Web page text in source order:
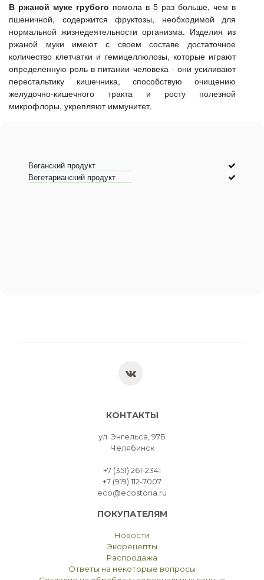
В ржаной муке грубого помола в 5 раз больше, чем в
пшеничной, содержится фруктозы, необходимой для
нормальной жизнедеятельности организма. Изделия из
ржаной муки имеют с своем составе достаточное
количество клетчатки и гемицеллюлозы, которые играют
определенную роль в питании человека - они усиливают
перестальтику кишечника, способствую очищению
желудочно-кишечного тракта и росту полезной
микрофлоры, укрепляют иммунитет.
Веганский продукт
Вегетарианский продукт
КОНТАКТЫ
ул. Энгельса, 97Б
Челябинск
+7 (351) 261-2341
+7 (919) 112-7007
eco@ecostoria.ru
ПОКУПАТЕЛЯМ
Новости
Экорецепты
Распродажа
Ответы на некоторые вопросы